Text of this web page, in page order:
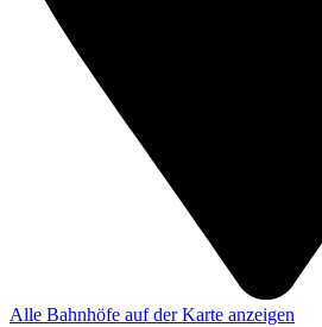
Alle Bahnhöfe auf der Karte anzeigen